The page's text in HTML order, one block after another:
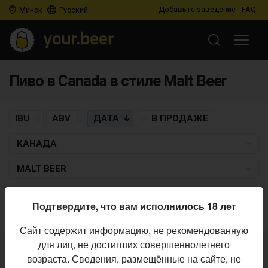
Минск Русский Добавьте заведение FAQ
Пиво в Canada в стиле Malt Beer
IBU ABV ДАТА В ПРОДАЖЕ
КАНАДА
MALT BEER
Не нашли ваш бар или магазин в каталоге?
Подтвердите, что вам исполнилось 18 лет
Сайт содержит информацию, не рекомендованную
для лиц, не достигших совершеннолетнего
возраста. Сведения, размещённые на сайте, не